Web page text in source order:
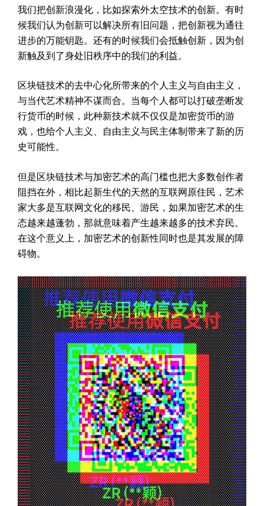
我们把创新浪漫化，比如探索外太空技术的创新。有时
候我们认为创新可以解决所有旧问题，把创新视为通往
进步的万能钥匙。还有的时候我们会抵触创新，因为创
新触及到了身处旧秩序中的我们的利益。
区块链技术的去中心化所带来的个人主义与自由主义，
与当代艺术精神不谋而合。当每个人都可以打破垄断发
行货币的时候，此种新技术就不仅仅是加密货币的游
戏，也给个人主义、自由主义与民主体制带来了新的历
史可能性。
但是区块链技术与加密艺术的高门槛也把大多数创作者
阻挡在外，相比起新生代的天然的互联网原住民，艺术
家大多是互联网文化的移民、游民，如果加密艺术的生
态越来越蓬勃，那就意味着产生越来越多的技术弃民。
在这个意义上，加密艺术的创新性同时也是其发展的障
碍物。